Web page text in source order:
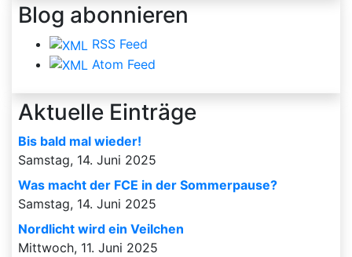
Blog abonnieren
RSS Feed
Atom Feed
Aktuelle Einträge
Bis bald mal wieder!
Samstag, 14. Juni 2025
Was macht der FCE in der Sommerpause?
Samstag, 14. Juni 2025
Nordlicht wird ein Veilchen
Mittwoch, 11. Juni 2025